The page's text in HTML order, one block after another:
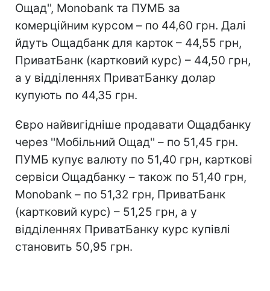
Ощад'', Monobank та ПУМБ за
комерційним курсом – по 44,60 грн. Далі
йдуть Ощадбанк для карток – 44,55 грн,
ПриватБанк (картковий курс) – 44,50 грн,
а у відділеннях ПриватБанку долар
купують по 44,35 грн.
Євро найвигідніше продавати Ощадбанку
через ''Мобільний Ощад'' – по 51,45 грн.
ПУМБ купує валюту по 51,40 грн, карткові
сервіси Ощадбанку – також по 51,40 грн,
Monobank – по 51,32 грн, ПриватБанк
(картковий курс) – 51,25 грн, а у
відділеннях ПриватБанку курс купівлі
становить 50,95 грн.